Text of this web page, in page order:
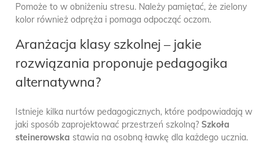
Pomoże to w obniżeniu stresu. Należy pamiętać, że zielony
kolor również odpręża i pomaga odpocząć oczom.
Aranżacja klasy szkolnej – jakie
rozwiązania proponuje pedagogika
alternatywna?
Istnieje kilka nurtów pedagogicznych, które podpowiadają w
jaki sposób zaprojektować przestrzeń szkolną? Szkoła
steinerowska stawia na osobną ławkę dla każdego ucznia.